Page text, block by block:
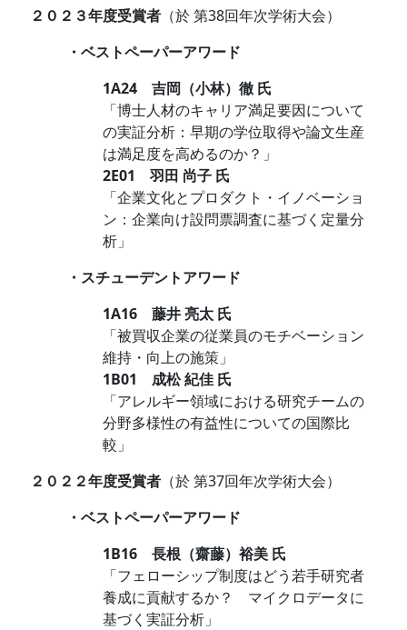
２０２３年度受賞者 （於 第38回年次学術大会）
・ベストペーパーアワード
1A24 吉岡（小林）徹 氏
「博士人材のキャリア満足要因について
の実証分析：早期の学位取得や論文生産
は満足度を高めるのか？」
2E01 羽田 尚子 氏
「企業文化とプロダクト・イノベーショ
ン：企業向け設問票調査に基づく定量分
析」
・スチューデントアワード
1A16 藤井 亮太 氏
「被買収企業の従業員のモチベーション
維持・向上の施策」
1B01 成松 紀佳 氏
「アレルギー領域における研究チームの
分野多様性の有益性についての国際比
較」
２０２２年度受賞者 （於 第37回年次学術大会）
・ベストペーパーアワード
1B16長根（齋藤）裕美 氏
「フェローシップ制度はどう若手研究者
養成に貢献するか？ マイクロデータに
基づく実証分析」